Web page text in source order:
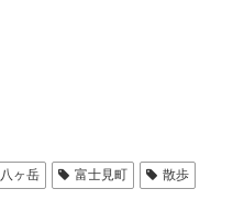
八ヶ岳 富士見町
散歩